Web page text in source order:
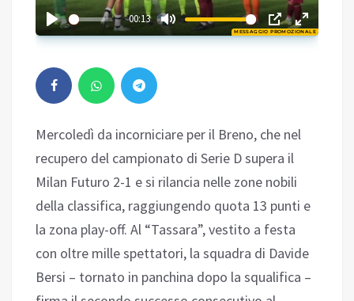
MESSAGGIO PROMOZIONALE
00:13
02:35
Mercoledì da incorniciare per il Breno, che nel
recupero del campionato di Serie D supera il
Milan Futuro 2-1 e si rilancia nelle zone nobili
della classifica, raggiungendo quota 13 punti e
la zona play-off. Al “Tassara”, vestito a festa
con oltre mille spettatori, la squadra di Davide
Bersi – tornato in panchina dopo la squalifica –